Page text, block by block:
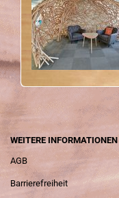
WEITERE
AGB
Barrierefreiheit